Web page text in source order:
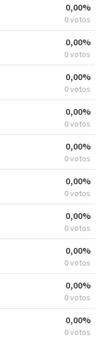
0,00%
0 votos
0,00%
0 votos
0,00%
0 votos
0,00%
0 votos
0,00%
0 votos
0,00%
0 votos
0,00%
0 votos
0,00%
0 votos
0,00%
0 votos
0,00%
0 votos